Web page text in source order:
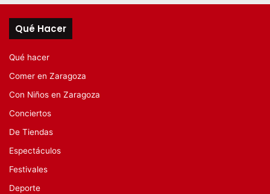
Qué Hacer
Qué hacer
Comer en Zaragoza
Con Niños en Zaragoza
Conciertos
De Tiendas
Espectáculos
Festivales
Deporte